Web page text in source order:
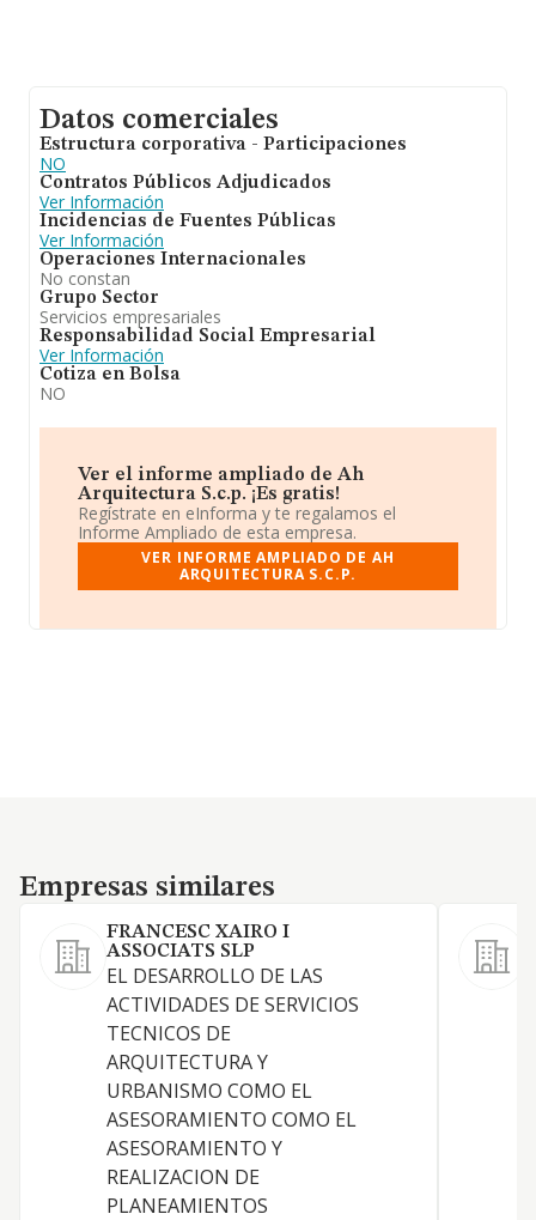
Datos comerciales
Estructura corporativa - Participaciones
NO
Contratos Públicos Adjudicados
Ver Información
Incidencias de Fuentes Públicas
Ver Información
Operaciones Internacionales
No constan
Grupo Sector
Servicios empresariales
Responsabilidad Social Empresarial
Ver Información
Cotiza en Bolsa
NO
Ver el informe ampliado de Ah
Arquitectura S.c.p. ¡Es gratis!
Regístrate en eInforma y te regalamos el
Informe Ampliado de esta empresa.
VER INFORME AMPLIADO DE AH
ARQUITECTURA S.C.P.
Empresas similares
Empresas similares
FRANCESC XAIRO I
ASSOCIATS SLP
EL DESARROLLO DE LAS
ACTIVIDADES DE SERVICIOS
TECNICOS DE
ARQUITECTURA Y
URBANISMO COMO EL
ASESORAMIENTO COMO EL
ASESORAMIENTO Y
REALIZACION DE
PLANEAMIENTOS